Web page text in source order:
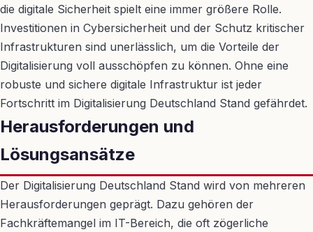
die digitale Sicherheit spielt eine immer größere Rolle.
Investitionen in Cybersicherheit und der Schutz kritischer
Infrastrukturen sind unerlässlich, um die Vorteile der
Digitalisierung voll ausschöpfen zu können. Ohne eine
robuste und sichere digitale Infrastruktur ist jeder
Fortschritt im Digitalisierung Deutschland Stand gefährdet.
Herausforderungen und
Lösungsansätze
Der Digitalisierung Deutschland Stand wird von mehreren
Herausforderungen geprägt. Dazu gehören der
Fachkräftemangel im IT-Bereich, die oft zögerliche